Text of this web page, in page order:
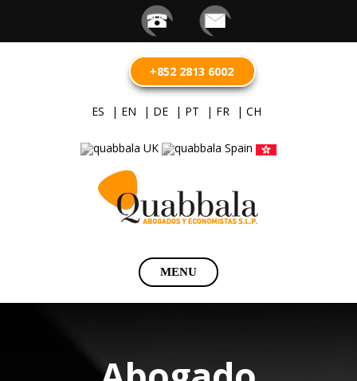
+852 2813 6002
ES | EN | DE | PT | FR | CH
MENU